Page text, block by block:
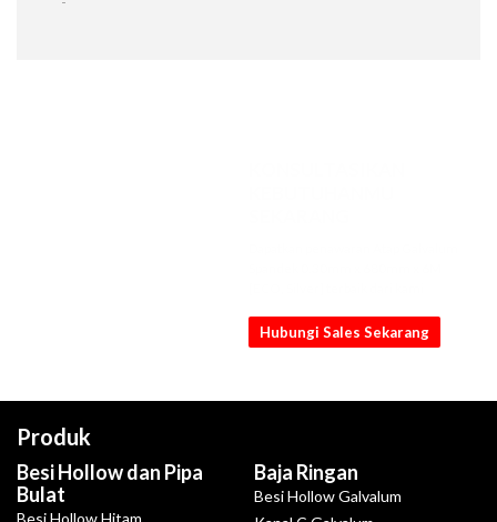
Hubungi Sales Sekarang
Produk
Besi Hollow dan Pipa
Bulat
Besi Hollow Hitam
Baja Ringan
Besi Hollow Galvalum